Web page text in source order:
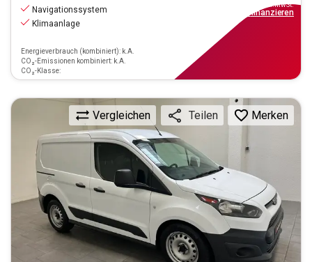
Navigationssystem
Klimaanlage
Energieverbrauch (kombiniert): k.A.
CO₂-Emissionen kombiniert: k.A.
CO₂-Klasse:
inkl.MwSt.
finanzieren
Vergleichen Teilen Merken